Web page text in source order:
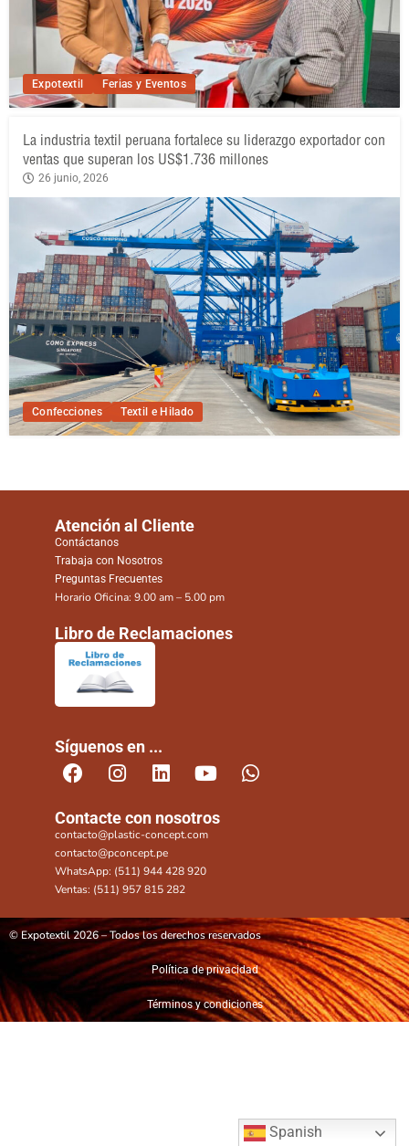
Expotextil Ferias y Eventos
Confecciones Textil e Hilado
La industria textil peruana fortalece su liderazgo exportador con
ventas que superan los US$1.736 millones
26 junio, 2026
Atención al Cliente
Contáctanos
Trabaja con Nosotros
Preguntas Frecuentes
Horario Oficina: 9.00 am – 5.00 pm
Libro de Reclamaciones
Síguenos en ...
Contacte con nosotros
contacto@plastic-concept.com
contacto@pconcept.pe
WhatsApp: (511) 944 428 920
Ventas: (511) 957 815 282
© Expotextil 2026 – Todos los derechos reservados
Política de privacidad
Términos y condiciones
Spanish